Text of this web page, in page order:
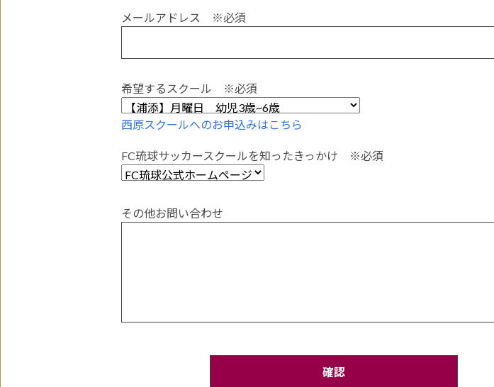
メールアドレス ※必須
希望するスクール ※必須
西原スクールへのお申込みはこちら
FC琉球サッカースクールを知ったきっかけ ※必須
その他お問い合わせ